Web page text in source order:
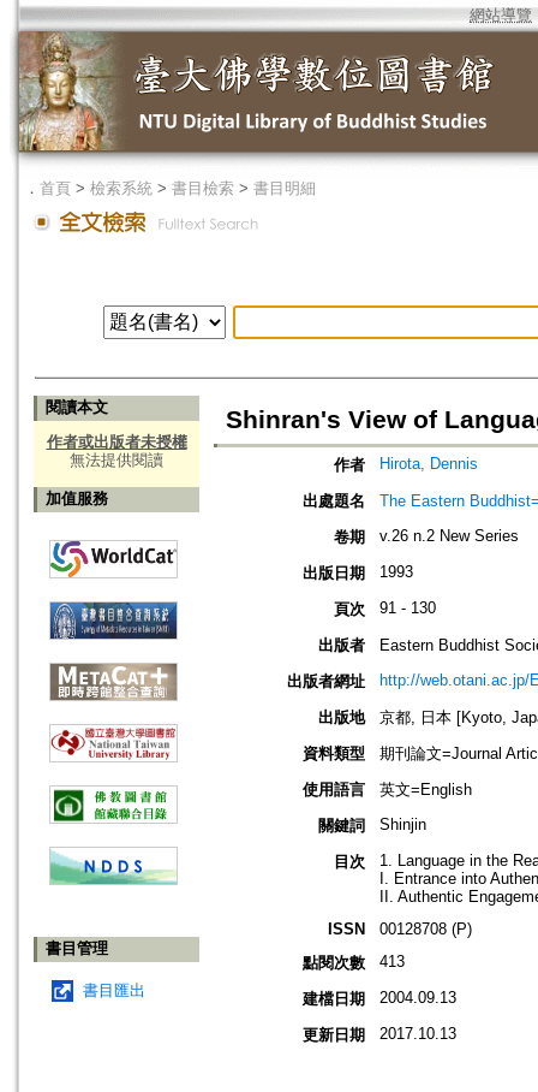
網站導覽
． 首頁 > 檢索系統 > 書目檢索 > 書目明細
閱讀本文
作者或出版者未授權
無法提供閱讀
加值服務
書目管理
書目匯出
Shinran's View of
作者 Hirota, Dennis
出處題名
The Eastern
卷期
v.26 n.2 New Series
出版日期 1993
頁次 91 - 130
出版者
Eastern Buddhist
出版者網址
http://web.otani.ac.jp/
出版地
京都, 日本 [Kyoto,
資料類型
期刊論文=Journal
使用語言
英文=English
關鍵詞
Shinjin
目次
1. Language in the
I. Entrance into
II. Authentic
ISSN
00128708 (P)
點閱次數
413
建檔日期 2004.09.13
更新日期 2017.10.13